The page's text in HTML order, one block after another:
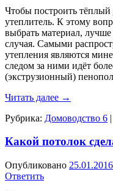
Чтобы построить
утеплитель. К этому
выбрать материал,
случая. Самыми
утепления являются
следом за ними идёт
(экструзионный)
Читать далее →
Рубрика: Домоводство 6 |
Какой потолок
Опубликовано 25.01.2016
Ответить